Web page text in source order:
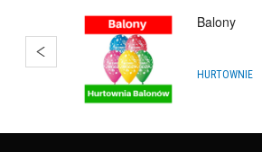
Balony
HURTOWNIE